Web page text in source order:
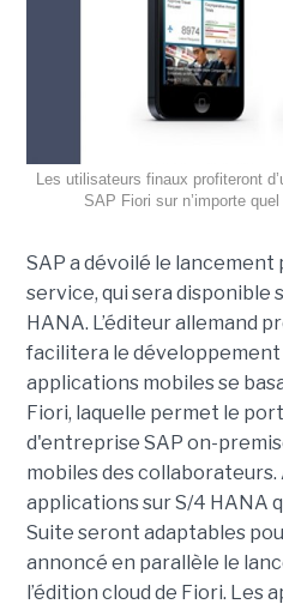
Les utilisateurs finaux profiteront
SAP Fiori sur n’importe
SAP a dévoilé le
service, qui sera disponible
HANA. L’éditeur allemand
facilitera le
applications mobiles se
Fiori, laquelle permet le
d'entreprise SAP on-
mobiles des collaborateurs.
applications sur S/4 HANA
Suite seront adaptables
annoncé en parallèle le
l’édition cloud de Fiori. Les